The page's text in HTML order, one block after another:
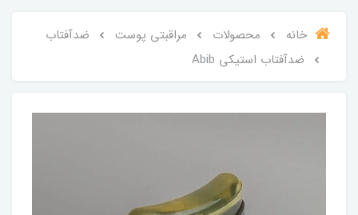
خانه محصولات مراقبتی پوست
ضدآفتاب
ضدآفتاب استیکی Abib